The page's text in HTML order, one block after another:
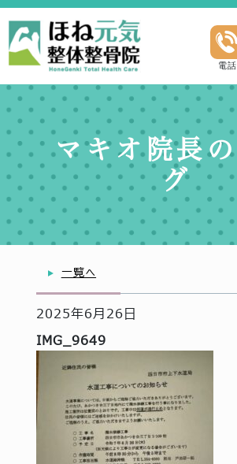
電話
マキオ院長
グ
一覧へ
2025年6月26日
IMG_9649